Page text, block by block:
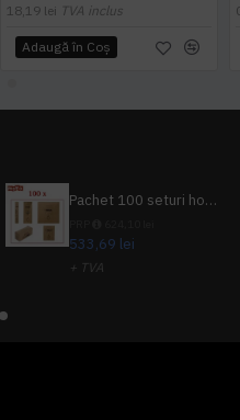
18,19 lei TVA inclus
Adaugă în Coş
Pachet 100 seturi hoteliere, set dentar, set barbierit, casca de dus, pila unghii, set cusut
533,69 lei
+ TVA